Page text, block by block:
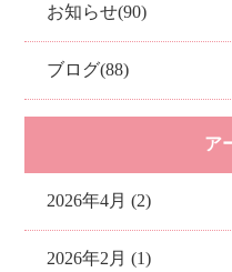
お知らせ(90)
ブログ(88)
ア
2026年4月 (2)
2026年2月 (1)